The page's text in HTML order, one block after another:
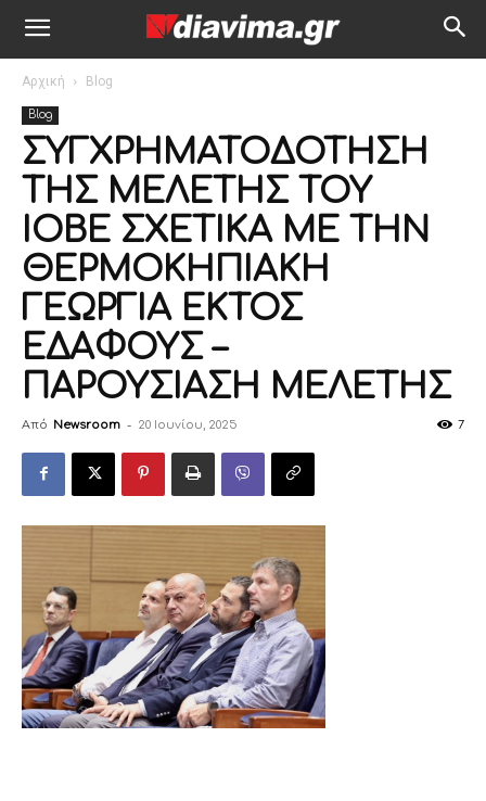
Αρχική Blog
Blog
ΣΥΓΧΡΗΜΑΤΟΔΟΤΗΣΗ
ΤΗΣ ΜΕΛΕΤΗΣ ΤΟΥ
ΙΟΒΕ ΣΧΕΤΙΚΑ ΜΕ ΤΗΝ
ΘΕΡMΟΚΗΠΙΑΚΗ
ΓΕΩΡΓΙΑ ΕΚΤΟΣ
ΕΔΑΦΟΥΣ –
ΠΑΡΟΥΣΙΑΣΗ ΜΕΛΕΤΗΣ
Από Newsroom - 20 Ιουνίου, 2025 7